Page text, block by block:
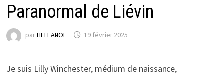
Paranormal de Liévin
parHELEANOE 19 février 2025
Je suis Lilly Winchester, médium de naissance,